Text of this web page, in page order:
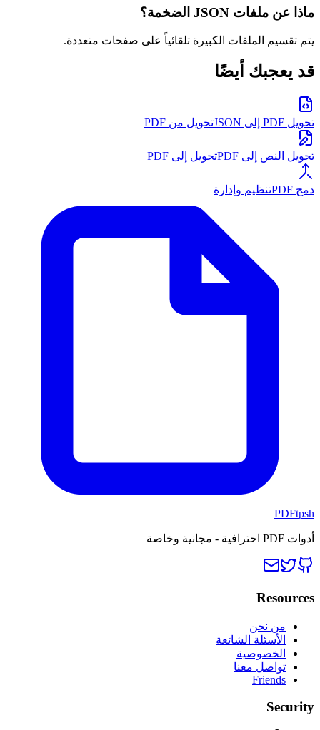
ماذا عن ملفات JSON الضخمة؟
يتم تقسيم الملفات الكبيرة تلقائياً على صفحات متعددة.
قد يعجبك أيضًا
تحويل PDF إلى JSON تحويل من PDF
تحويل النص إلى PDF تحويل إلى PDF
دمج PDF تنظيم وإدارة
PDFtpsh
أدوات PDF احترافية - مجانية وخاصة
Resources
من نحن
الأسئلة الشائعة
الخصوصية
تواصل معنا
Friends
Security